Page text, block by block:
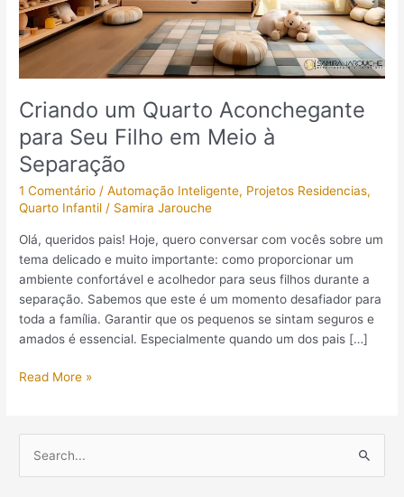
Criando um Quarto Aconchegante
para Seu Filho em Meio à
Separação
1 Comentário /Automação Inteligente, Projetos Residencias,
Quarto Infantil / Samira Jarouche
Olá, queridos pais! Hoje, quero conversar com vocês sobre um
tema delicado e muito importante: como proporcionar um
ambiente confortável e acolhedor para seus filhos durante a
separação. Sabemos que este é um momento desafiador para
toda a família. Garantir que os pequenos se sintam seguros e
amados é essencial. Especialmente quando um dos pais […]
em
Meio
à
Separação
Read More »